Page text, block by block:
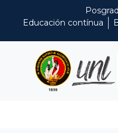
Educación contínua